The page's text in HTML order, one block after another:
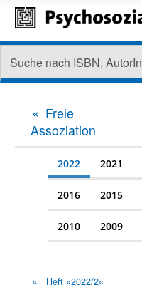
Freie
Assoziation
2022 2021
2016 2015
2010 2009
Heft »2022/2«